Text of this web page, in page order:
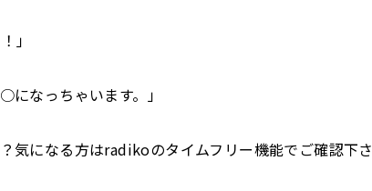
」
なっちゃいます。」
気になる方はradikoのタイムフリー機能でご確認下さ